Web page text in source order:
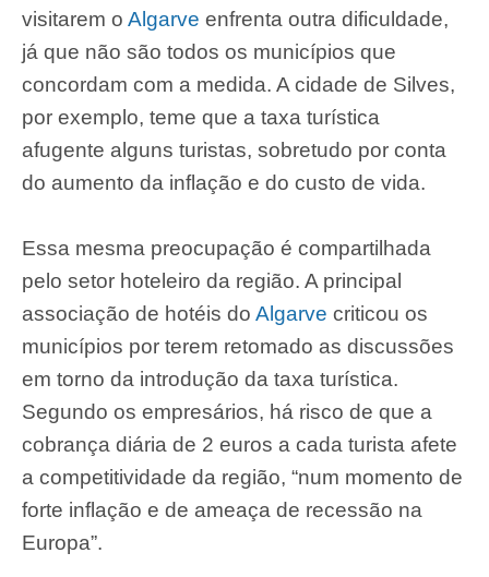
visitarem o Algarve enfrenta outra dificuldade,
já que não são todos os municípios que
concordam com a medida. A cidade de Silves,
por exemplo, teme que a taxa turística
afugente alguns turistas, sobretudo por conta
do aumento da inflação e do custo de vida.
Essa mesma preocupação é compartilhada
pelo setor hoteleiro da região. A principal
associação de hotéis do Algarve criticou os
municípios por terem retomado as discussões
em torno da introdução da taxa turística.
Segundo os empresários, há risco de que a
cobrança diária de 2 euros a cada turista afete
a competitividade da região, “num momento de
forte inflação e de ameaça de recessão na
Europa”.